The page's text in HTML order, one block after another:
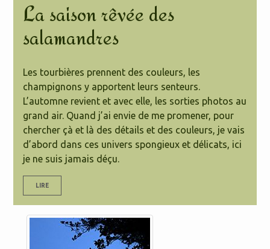
La saison rêvée des
salamandres
Les tourbières prennent des couleurs, les
champignons y apportent leurs senteurs.
L’automne revient et avec elle, les sorties photos au
grand air. Quand j’ai envie de me promener, pour
chercher çà et là des détails et des couleurs, je vais
d’abord dans ces univers spongieux et délicats, ici
je ne suis jamais déçu.
LIRE